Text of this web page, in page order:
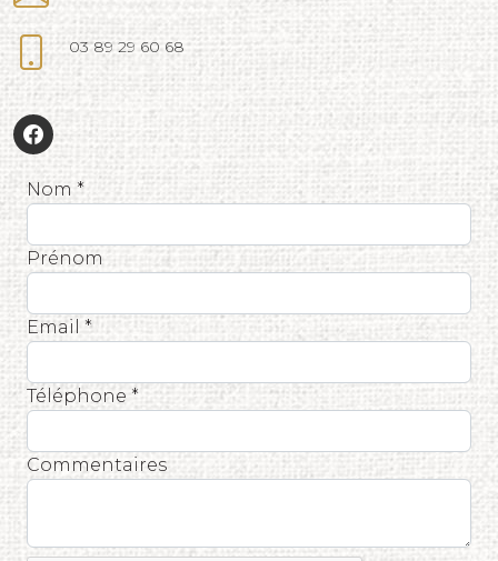
03 89 29 60 68
Nom *
Prénom
Email *
Téléphone *
Commentaires